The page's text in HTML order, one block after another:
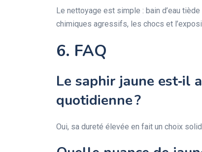
Le nettoyage est simple : bain d’eau
chimiques agressifs, les chocs et
6. FAQ
Le saphir jaune est‑il
quotidienne ?
Oui, sa dureté élevée en fait un choix